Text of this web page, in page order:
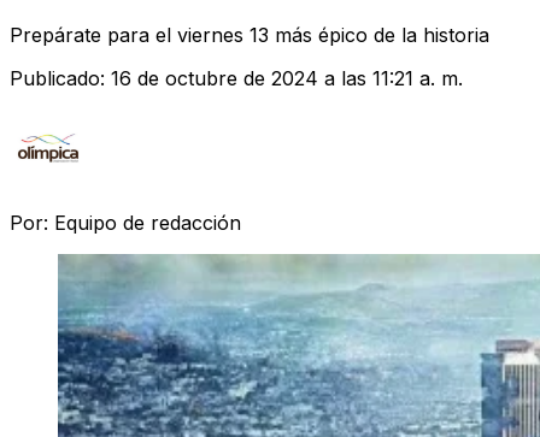
Prepárate para el viernes 13 más épico de la historia
Publicado: 16 de octubre de 2024 a las 11:21 a. m.
Por: Equipo de redacción